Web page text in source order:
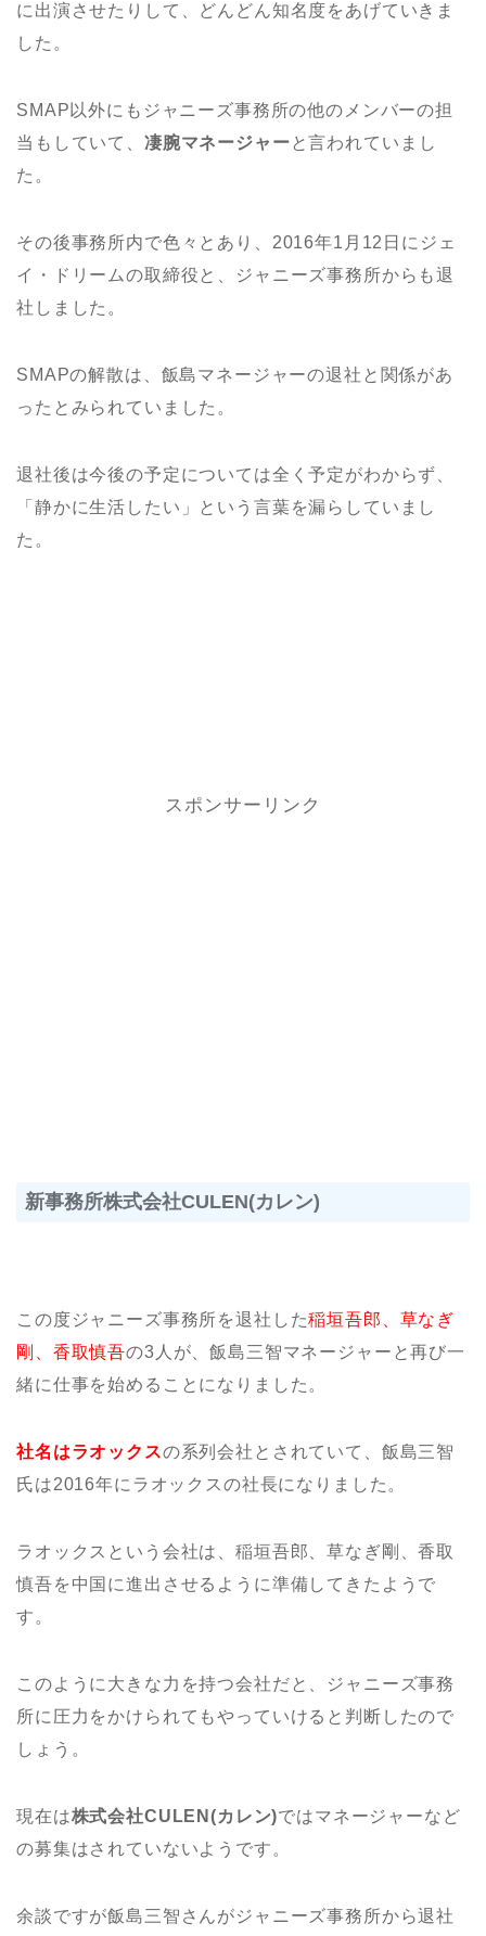
に出演させたりして、どんどん知名度をあげていきま
した。
SMAP以外にもジャニーズ事務所の他のメンバーの担
当もしていて、 凄腕マネージャー と言われていまし
た。
その後事務所内で色々とあり、2016年1月12日にジェ
イ・ドリームの取締役と、ジャニーズ事務所からも退
社しました。
SMAPの解散は、飯島マネージャーの退社と関係があ
ったとみられていました。
退社後は今後の予定については全く予定がわからず、
「静かに生活したい」という言葉を漏らしていまし
た。
スポンサーリンク
新事務所株式会社CULEN(カレン)
この度ジャニーズ事務所を退社した稲垣吾郎、草なぎ
剛、香取慎吾の3人が、飯島三智マネージャーと再び一
緒に仕事を始めることになりました。
社名はラオックスの系列会社とされていて、飯島三智
氏は2016年にラオックスの社長になりました。
ラオックスという会社は、稲垣吾郎、草なぎ剛、香取
慎吾を中国に進出させるように準備してきたようで
す。
このように大きな力を持つ会社だと、ジャニーズ事務
所に圧力をかけられてもやっていけると判断したので
しょう。
現在は株式会社CULEN(カレン)ではマネージャーなど
の募集はされていないようです。
余談ですが飯島三智さんがジャニーズ事務所から退社